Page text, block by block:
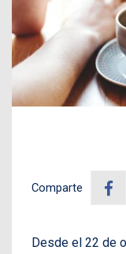
Comparte
Desde el 22 de